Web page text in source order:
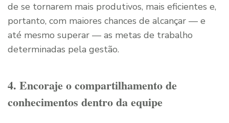
de se tornarem mais produtivos, mais eficientes e,
portanto, com maiores chances de alcançar — e
até mesmo superar — as metas de trabalho
determinadas pela gestão.
4. Encoraje o compartilhamento de
conhecimentos dentro da equipe